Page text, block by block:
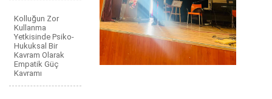
Kolluğun Zor
Kullanma
Yetkisinde Psiko-
Hukuksal Bir
Kavram Olarak
Empatik Güç
Kavramı